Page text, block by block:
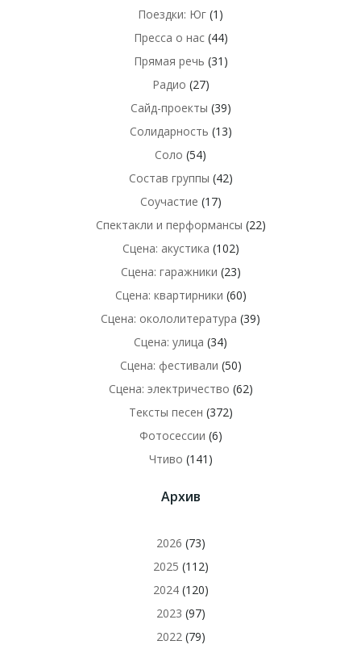
Поездки: Юг (1)
Пресса о нас(44)
Прямая речь (31)
Радио (27)
Сайд-проекты (39)
Солидарность (13)
Соло (54)
Состав группы (42)
Соучастие (17)
Спектакли и перформансы (22)
Сцена: акустика (102)
Сцена: гаражники (23)
Сцена: квартирники (60)
Сцена: окололитература (39)
Сцена: улица (34)
Сцена: фестивали (50)
Сцена: электричество (62)
Тексты песен (372)
Фотосессии (6)
Чтиво (141)
Архив
2026 (73)
2025 (112)
2024(120)
2023 (97)
2022(79)